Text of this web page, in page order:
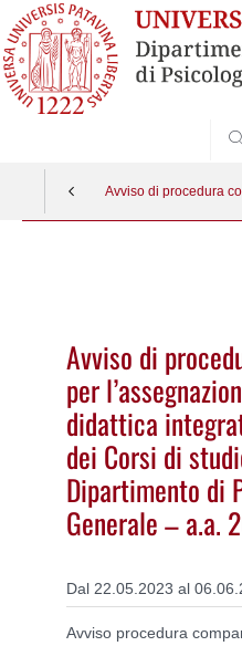
Avviso di procedura
Avviso di
per
didattica
dei Corsi di
Dipartimento di
Generale – a.a.
Dal 22.05.2023 al
Avviso procedura